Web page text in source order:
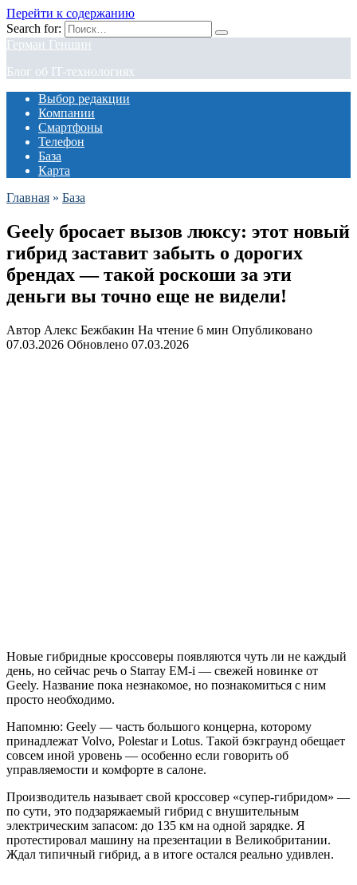
Перейти к содержанию
Search for:
Герман Геншин
Блог об IT-технологиях
Выбор редакции
Компании
Смартфоны
Телефон
База
Карта
Главная » База
Geely бросает вызов люксу: этот новый
гибрид заставит забыть о дорогих
брендах — такой роскоши за эти
деньги вы точно еще не видели!
Автор Алекс Бежбакин На чтение 6 мин Опубликовано
07.03.2026 Обновлено 07.03.2026
Новые гибридные кроссоверы появляются чуть ли не каждый
день, но сейчас речь о Starray EM-i — свежей новинке от
Geely. Название пока незнакомое, но познакомиться с ним
просто необходимо.
Напомню: Geely — часть большого концерна, которому
принадлежат Volvo, Polestar и Lotus. Такой бэкграунд обещает
совсем иной уровень — особенно если говорить об
управляемости и комфорте в салоне.
Производитель называет свой кроссовер «супер-гибридом» —
по сути, это подзаряжаемый гибрид с внушительным
электрическим запасом: до 135 км на одной зарядке. Я
протестировал машину на презентации в Великобритании.
Ждал типичный гибрид, а в итоге остался реально удивлен.